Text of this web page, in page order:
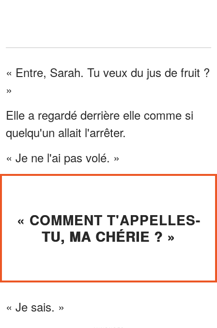
« Entre, Sarah. Tu veux du jus de fruit ?
»
Elle a regardé derrière elle comme si
quelqu'un allait l'arrêter.
« Je ne l'ai pas volé. »
« COMMENT T'APPELLES-
TU, MA CHÉRIE ? »
« Je sais. »